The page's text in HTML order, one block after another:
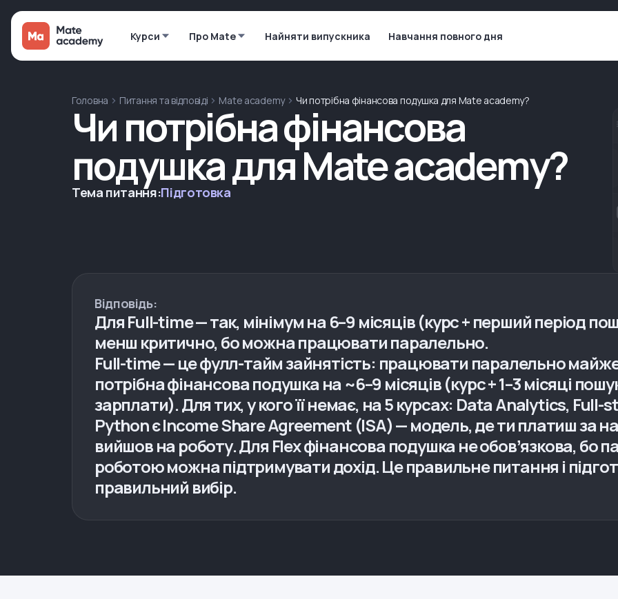
Курси Про Mate Найняти випускника Навчання повного дня
Головна Питання та відповіді Mate academy Чи потрібна фінансова подушка для Mate academy?
Чи потрібна фінансова
подушка для Mate academy?
Тема питання:Підготовка
Відповідь:
Для Full-time — так, мінімум на 6–9 місяців (курс + перший період
менш критично, бо можна працювати паралельно.
Full-time — це фулл-тайм зайнятість: працювати паралельно
потрібна фінансова подушка на ~6–9 місяців (курс + 1–3 місяці
зарплати). Для тих, у кого її немає, на 5 курсах: Data Analytics, Full-
Python є Income Share Agreement (ISA) — модель, де ти платиш за
вийшов на роботу. Для Flex фінансова подушка не обовʼязкова, бо
роботою можна підтримувати дохід. Це правильне питання і
правильний вибір.